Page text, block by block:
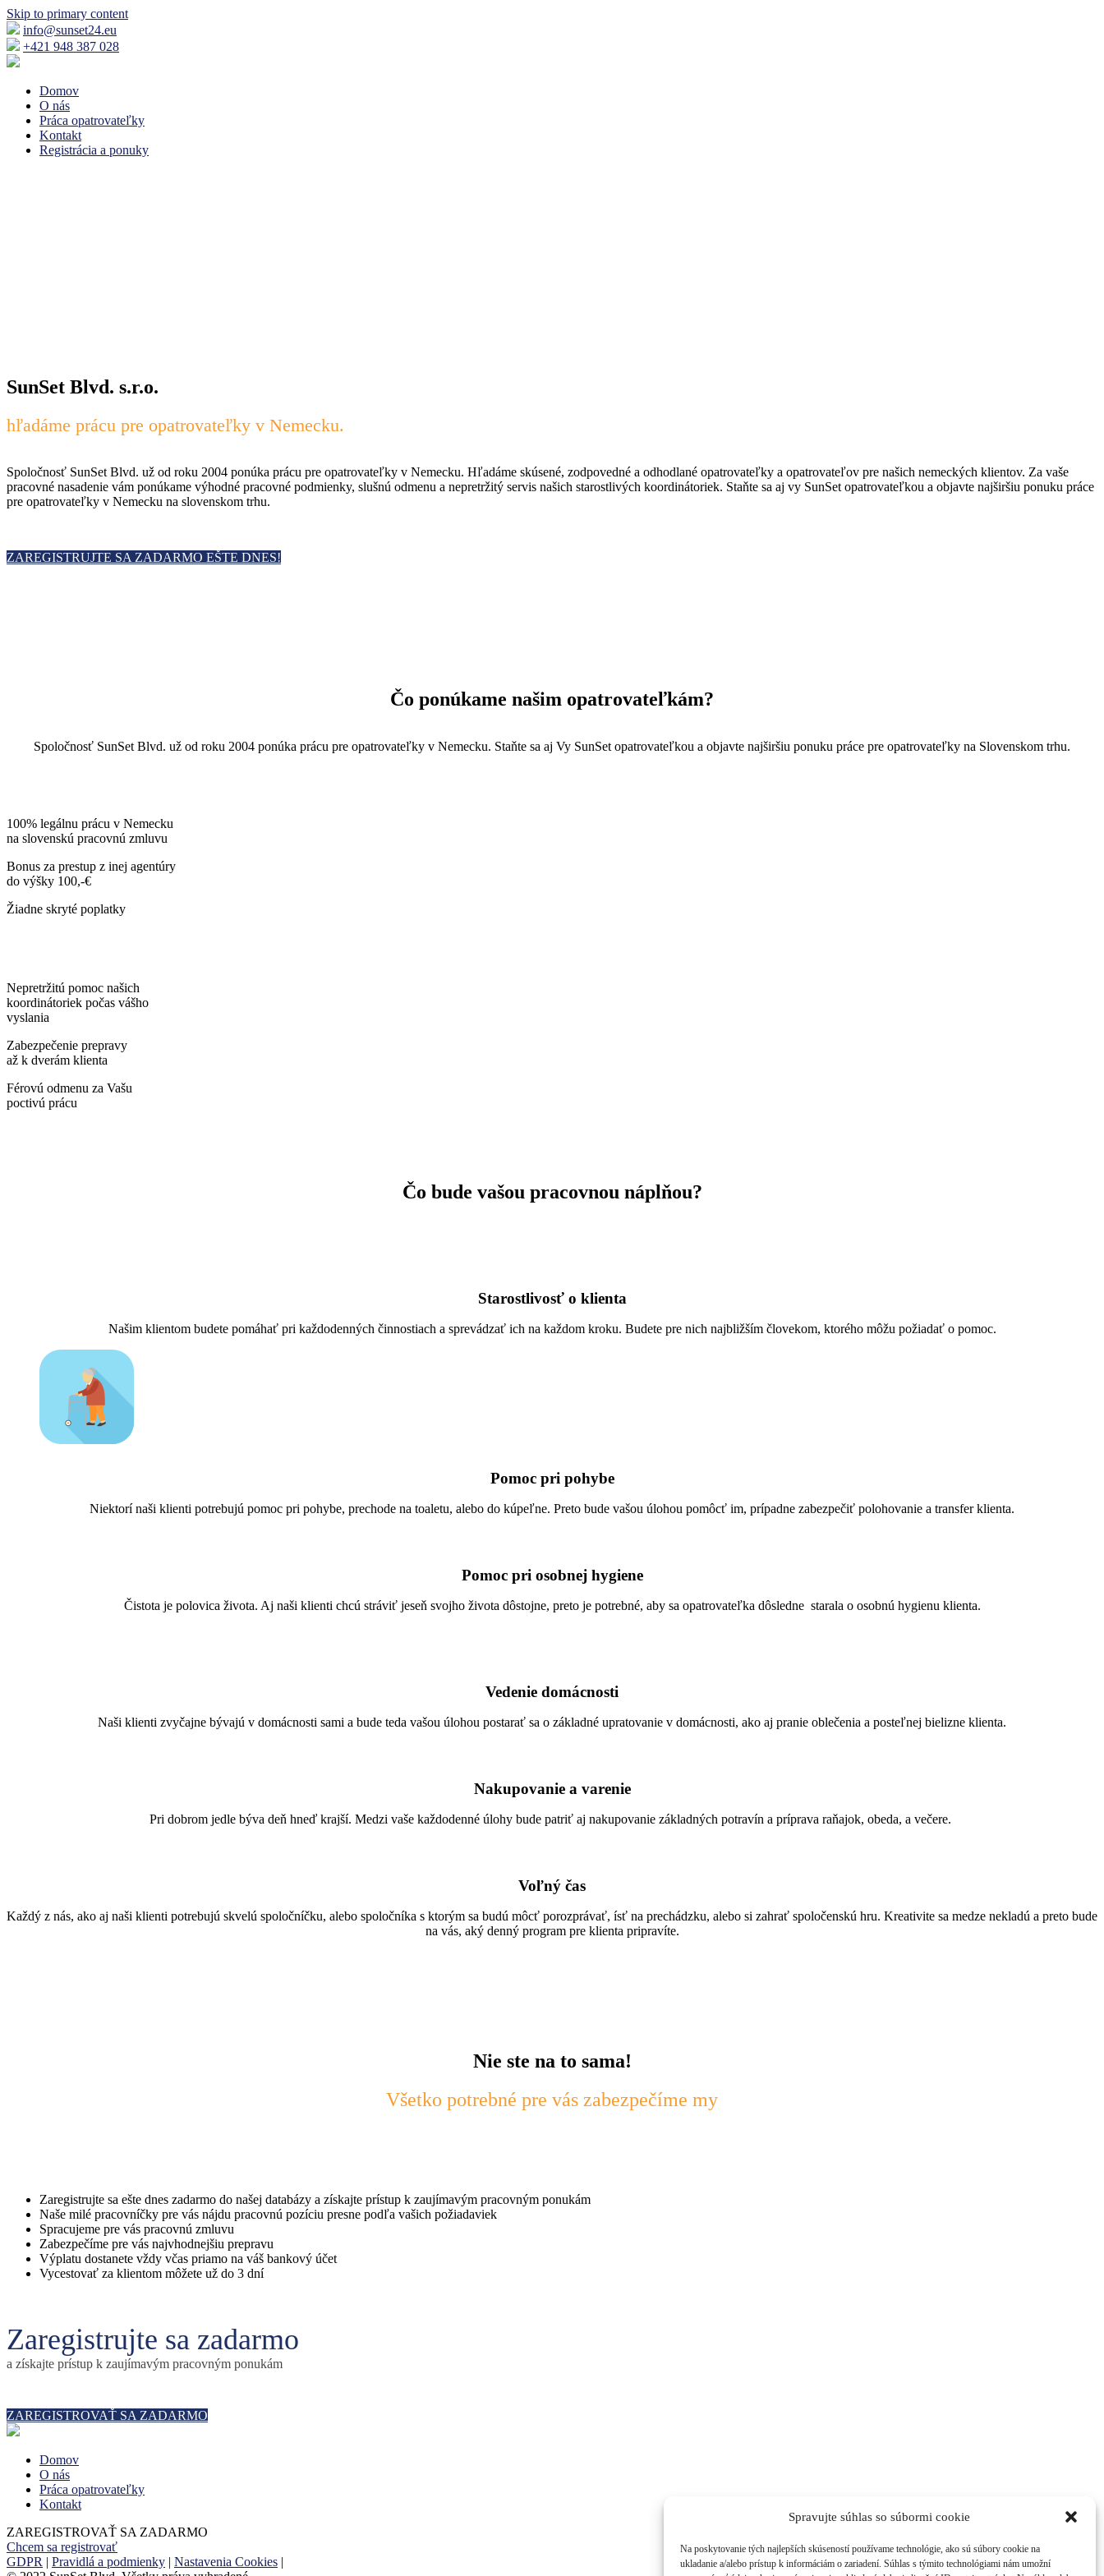
Spravujte súhlas so súbormi cookie
Na poskytovanie tých najlepších skúseností používame technológie, ako sú súbory cookie na
ukladanie a/alebo prístup k informáciám o zariadení. Súhlas s týmito technológiami nám umožní
Skip to primary content
info@sunset24.eu
+421 948 387 028
Domov
O nás
Práca opatrovateľky
Kontakt
Registrácia a ponuky
SunSet Blvd. s.r.o.
hľadáme prácu pre opatrovateľky v Nemecku.
Spoločnosť SunSet Blvd. už od roku 2004 ponúka prácu pre opatrovateľky v Nemecku. Hľadáme skúsené, zodpovedné a odhodlané opatrovateľky a opatrovateľov pre našich nemeckých klientov. Za vaše
pracovné nasadenie vám ponúkame výhodné pracovné podmienky, slušnú odmenu a nepretržitý servis našich starostlivých koordinátoriek. Staňte sa aj vy SunSet opatrovateľkou a objavte najširšiu ponuku práce
pre opatrovateľky v Nemecku na slovenskom trhu.
ZAREGISTRUJTE SA ZADARMO EŠTE DNES!
Čo ponúkame našim opatrovateľkám?
Spoločnosť SunSet Blvd. už od roku 2004 ponúka prácu pre opatrovateľky v Nemecku. Staňte sa aj Vy SunSet opatrovateľkou a objavte najširšiu ponuku práce pre opatrovateľky na Slovenskom trhu.
100% legálnu prácu v Nemecku
na slovenskú pracovnú zmluvu
Bonus za prestup z inej agentúry
do výšky 100,-€
Žiadne skryté poplatky
Nepretržitú pomoc našich
koordinátoriek počas vášho
vyslania
Zabezpečenie prepravy
až k dverám klienta
Férovú odmenu za Vašu
poctivú prácu
Čo bude vašou pracovnou náplňou?
Starostlivosť o klienta
Našim klientom budete pomáhať pri každodenných činnostiach a sprevádzať ich na každom kroku. Budete pre nich najbližším človekom, ktorého môžu požiadať o pomoc.
Pomoc pri pohybe
Niektorí naši klienti potrebujú pomoc pri pohybe, prechode na toaletu, alebo do kúpeľne. Preto bude vašou úlohou pomôcť im, prípadne zabezpečiť polohovanie a transfer klienta.
Pomoc pri osobnej hygiene
Čistota je polovica života. Aj naši klienti chcú stráviť jeseň svojho života dôstojne, preto je potrebné, aby sa opatrovateľka dôsledne starala o osobnú hygienu klienta.
Vedenie domácnosti
Naši klienti zvyčajne bývajú v domácnosti sami a bude teda vašou úlohou postarať sa o základné upratovanie v domácnosti, ako aj pranie oblečenia a posteľnej bielizne klienta.
Nakupovanie a varenie
Pri dobrom jedle býva deň hneď krajší. Medzi vaše každodenné úlohy bude patriť aj nakupovanie základných potravín a príprava raňajok, obeda, a večere.
Voľný čas
Každý z nás, ako aj naši klienti potrebujú skvelú spoločníčku, alebo spoločníka s ktorým sa budú môcť porozprávať, ísť na prechádzku, alebo si zahrať spoločenskú hru. Kreativite sa medze nekladú a preto bude
na vás, aký denný program pre klienta pripravíte.
Nie ste na to sama!
Všetko potrebné pre vás zabezpečíme my
Zaregistrujte sa ešte dnes zadarmo do našej databázy a získajte prístup k zaujímavým pracovným ponukám
Naše milé pracovníčky pre vás nájdu pracovnú pozíciu presne podľa vašich požiadaviek
Spracujeme pre vás pracovnú zmluvu
Zabezpečíme pre vás najvhodnejšiu prepravu
Výplatu dostanete vždy včas priamo na váš bankový účet
Vycestovať za klientom môžete už do 3 dní
Zaregistrujte sa zadarmo
a získajte prístup k zaujímavým pracovným ponukám
ZAREGISTROVAŤ SA ZADARMO
Domov
O nás
Práca opatrovateľky
Kontakt
ZAREGISTROVAŤ SA ZADARMO
Chcem sa registrovať
GDPR | Pravidlá a podmienky | Nastavenia Cookies |